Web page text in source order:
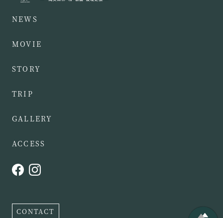
NEWS
MOVIE
STORY
TRIP
GALLERY
ACCESS
CONTACT